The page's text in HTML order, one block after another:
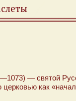
— святой
как